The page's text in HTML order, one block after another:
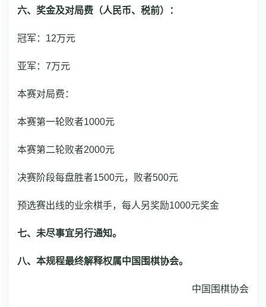
六、奖金及对局费（人民币、税前）：
冠军：12万元
亚军：7万元
本赛对局费：
本赛第一轮败者1000元
本赛第二轮败者2000元
决赛阶段每盘胜者1500元，败者500元
预选赛出线的业余棋手，每人另奖励1000元奖金
七、未尽事宜另行通知。
八、本规程最终解释权属中国围棋协会。
中国围棋协会